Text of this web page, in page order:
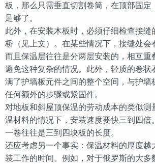
板，那么只需垂直切割卷筒，在顶部固定
足够了。
此外，在安装木板时，必须仔细检查接缝
桥（见上文）。在某些情况下，接缝处会
而且保温层往往是分两层安装的，相互重
避免这种复杂的情况。此外，轻质的卷状
满了护墙板元件之间的整个空间，与护墙
任何额外的步骤或紧固件。
对地板和斜屋顶保温的劳动成本的类似测
温材料的情况下，安装速度要快三到四倍
一卷往往是三到四块板的长度。
还应考虑另一个事实：保温材料的厚度越
装工作的时间。例如，对于俄罗斯的大多